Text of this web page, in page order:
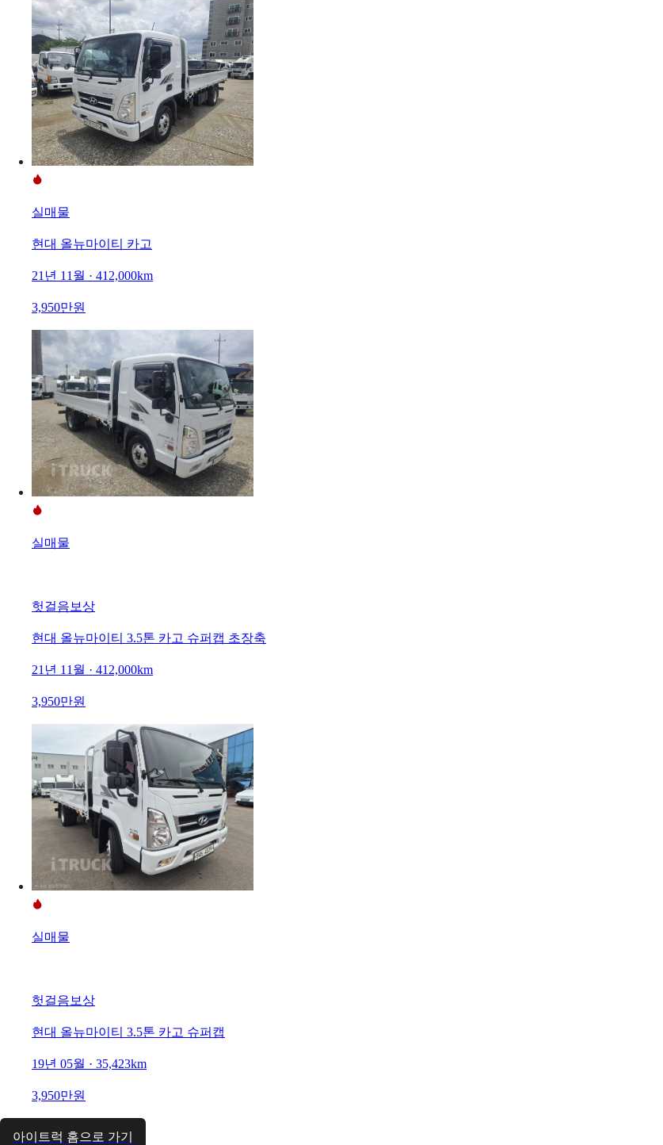
실매물
현대 올뉴마이티 카고
21년 11월 · 412,000km
3,950만원
실매물
헛걸음보상
현대 올뉴마이티 3.5톤 카고 슈퍼캡 초장축
21년 11월 · 412,000km
3,950만원
실매물
헛걸음보상
현대 올뉴마이티 3.5톤 카고 슈퍼캡
19년 05월 · 35,423km
3,950만원
아이트럭 홈으로 가기